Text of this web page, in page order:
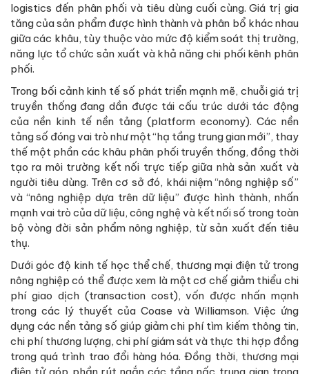
logistics đến phân phối và tiêu dùng cuối cùng. Giá trị gia
tăng của sản phẩm được hình thành và phân bổ khác nhau
giữa các khâu, tùy thuộc vào mức độ kiểm soát thị trường,
năng lực tổ chức sản xuất và khả năng chi phối kênh phân
phối.
Trong bối cảnh kinh tế số phát triển mạnh mẽ, chuỗi giá trị
truyền thống đang dần được tái cấu trúc dưới tác động
của nền kinh tế nền tảng (platform economy). Các nền
tảng số đóng vai trò như một “hạ tầng trung gian mới”, thay
thế một phần các khâu phân phối truyền thống, đồng thời
tạo ra môi trường kết nối trực tiếp giữa nhà sản xuất và
người tiêu dùng. Trên cơ sở đó, khái niệm “nông nghiệp số”
và “nông nghiệp dựa trên dữ liệu” được hình thành, nhấn
mạnh vai trò của dữ liệu, công nghệ và kết nối số trong toàn
bộ vòng đời sản phẩm nông nghiệp, từ sản xuất đến tiêu
thụ.
Dưới góc độ kinh tế học thể chế, thương mại điện tử trong
nông nghiệp có thể được xem là một cơ chế giảm thiểu chi
phí giao dịch (transaction cost), vốn được nhấn mạnh
trong các lý thuyết của Coase và Williamson. Việc ứng
dụng các nền tảng số giúp giảm chi phí tìm kiếm thông tin,
chi phí thương lượng, chi phí giám sát và thực thi hợp đồng
trong quá trình trao đổi hàng hóa. Đồng thời, thương mại